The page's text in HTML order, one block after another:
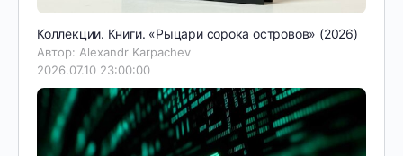
Коллекции. Книги. «Рыцари сорока островов» (2026)
Автор: Alexandr Karpachev
2026.07.10 23:00:00